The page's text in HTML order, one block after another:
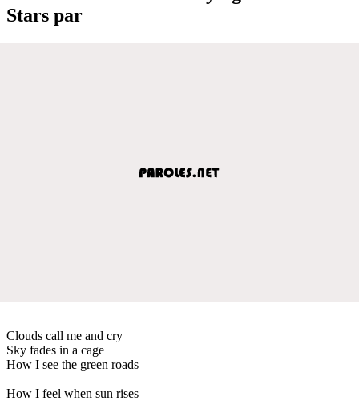
Stars par
Clouds call me and cry
Sky fades in a cage
How I see the green roads
How I feel when sun rises